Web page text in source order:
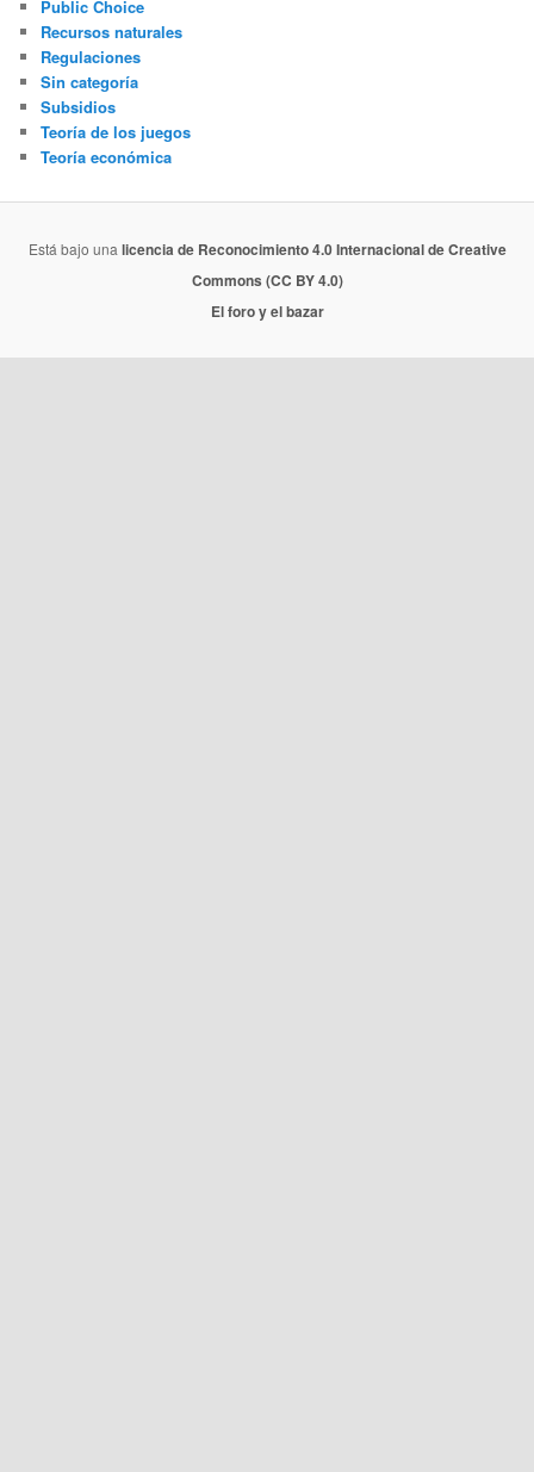
Public Choice
Recursos naturales
Regulaciones
Sin categoría
Subsidios
Teoría de los juegos
Teoría económica
Está bajo una licencia de Reconocimiento 4.0 Internacional de Creative
Commons (CC BY 4.0)
El foro y el bazar